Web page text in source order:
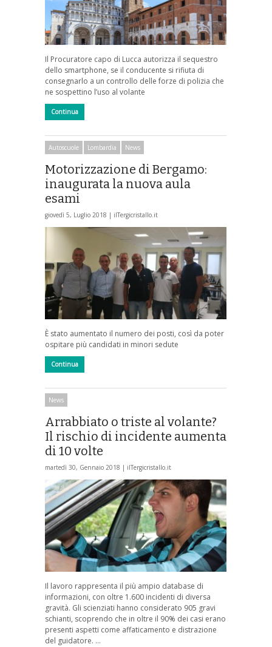
Il Procuratore capo di Lucca autorizza il sequestro
dello smartphone, se il conducente si rifiuta di
consegnarlo a un controllo delle forze di polizia che
ne sospettino l’uso al volante
Continua
Autoscuole Lombardia News
Motorizzazione di Bergamo:
inaugurata la nuova aula
esami
giovedì 5, Luglio 2018 | ilTergicristallo.it
È stato aumentato il numero dei posti, così da poter
ospitare più candidati in minori sedute
Continua
News
Arrabbiato o triste al volante?
Il rischio di incidente aumenta
di 10 volte
martedì 30, Gennaio 2018 | ilTergicristallo.it
Il lavoro rappresenta il più ampio database di
informazioni, con oltre 1.600 incidenti di diversa
gravità. Gli scienziati hanno considerato 905 gravi
schianti, scoprendo che in oltre il 90% dei casi erano
presenti aspetti come affaticamento e distrazione
del guidatore. …